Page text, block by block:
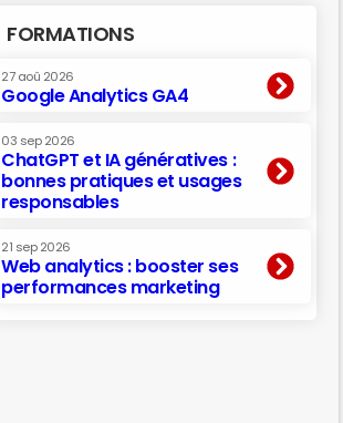
FORMATIONS
27 aoû 2026
Google Analytics GA4
03 sep 2026
ChatGPT et IA génératives :
bonnes pratiques et usages
responsables
21 sep 2026
Web analytics : booster ses
performances marketing